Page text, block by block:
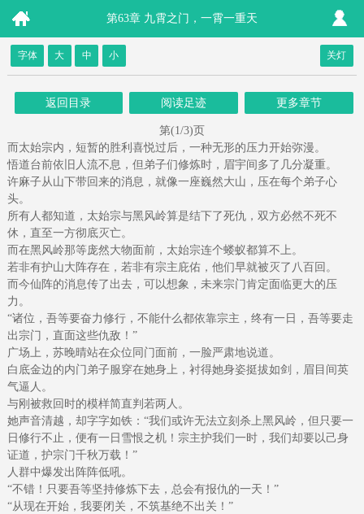
第63章 九霄之门，一霄一重天
字体 大 中 小 关灯
返回目录 阅读足迹 更多章节
第(1/3)页
而太始宗内，短暂的胜利喜悦过后，一种无形的压力开始弥漫。
悟道台前依旧人流不息，但弟子们修炼时，眉宇间多了几分凝重。
许麻子从山下带回来的消息，就像一座巍然大山，压在每个弟子心
头。
所有人都知道，太始宗与黑风岭算是结下了死仇，双方必然不死不
休，直至一方彻底灭亡。
而在黑风岭那等庞然大物面前，太始宗连个蝼蚁都算不上。
若非有护山大阵存在，若非有宗主庇佑，他们早就被灭了八百回。
而今仙阵的消息传了出去，可以想象，未来宗门肯定面临更大的压
力。
“诸位，吾等要奋力修行，不能什么都依靠宗主，终有一日，吾等要走
出宗门，直面这些仇敌！”
广场上，苏晚晴站在众位同门面前，一脸严肃地说道。
白底金边的内门弟子服穿在她身上，衬得她身姿挺拔如剑，眉目间英
气逼人。
与刚被救回时的模样简直判若两人。
她声音清越，却字字如铁：“我们或许无法立刻杀上黑风岭，但只要一
日修行不止，便有一日雪恨之机！宗主护我们一时，我们却要以己身
证道，护宗门千秋万载！”
人群中爆发出阵阵低吼。
“不错！只要吾等坚持修炼下去，总会有报仇的一天！”
“从现在开始，我要闭关，不筑基绝不出关！”